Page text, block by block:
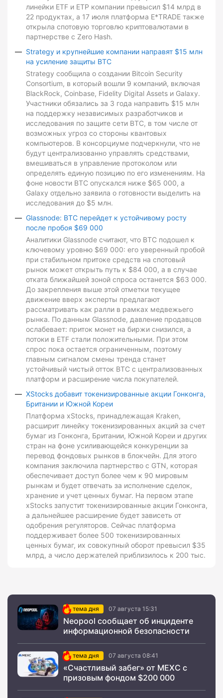
линейки ETF и ETP компании превысил $14 млрд в
22 продуктах, а 17 июля платформа E*TRADE также
открыла спотовую торговлю криптовалютами в
партнерстве с Zero Hash.
Strategy и крупнейшие компании направят $15 млн
на усиление защиты BTC
Strategy сообщила о создании Bitcoin Security
Consortium, в который вошли 9 компаний, включая
BlackRock, Coinbase, Fidelity Digital Assets и Galaxy.
Участники обязались за 3 года направить $15 млн
на поддержку независимых разработчиков и
исследования по защите сети BTC, в том числе от
возможных угроз со стороны квантовых
компьютеров. В консорциуме подчеркнули, что не
будут централизованно управлять средствами,
вмешиваться в управление протоколом или
определять единую позицию по его изменениям. На
фоне новости BTC опускался ниже $65 000, а
Galaxy отдельно заявила о готовности выделить на
исследования до $5 млн.
Glassnode: BTC перейдет к устойчивому росту
после пробоя $69 000
Аналитики Glassnode считают, что BTC подошел к
ключевому уровню $69 000: его уверенный пробой
при стабильном притоке средств на спотовый
рынок может открыть путь к $84 000, а в случае
отката ближайшей зоной спроса останется $63 000.
До закрепления выше этой отметки текущее
движение вверх эксперты предлагают
рассматривать как ралли в рамках медвежьего
рынка. По данным Glassnode, давление продавцов
ослабевает: приток монет на биржи снизился, а
потоки в ETF стали положительными. При этом
спрос пока остается ограниченным, поэтому
главным сигналом смены тренда станет
устойчивый чистый отток BTC с централизованных
платформ и расширение числа покупателей.
XStocks добавит токенизированные акции Гонконга,
Британии и Южной Кореи
Платформа xStocks, принадлежащая Kraken,
расширит линейку токенизированных акций за счет
бумаг из Гонконга, Британии, Южной Кореи и других
стран на фоне усиливающейся конкуренции за
перевод фондовых рынков в блокчейн. Для этого
компания заключила партнерство с GTN, которая
обеспечивает доступ более чем к 90 мировым
рынкам и будет отвечать за исполнение сделок,
хранение и учет ценных бумаг. На первом этапе
xStocks запустит токенизированные акции Гонконга,
а дальнейшее расширение будет зависеть от
одобрения регуляторов. Сейчас платформа
поддерживает более 500 токенизированных
ценных бумаг, их совокупный оборот превысил $35
млрд, а число держателей приблизилось к 200 тыс.
тема дня 07 августа 15:31
Neopool сообщает об инциденте
информационной безопасности
тема дня 07 августа 08:41
«Счастливый забег» от MEXC с
призовым фондом $200 000